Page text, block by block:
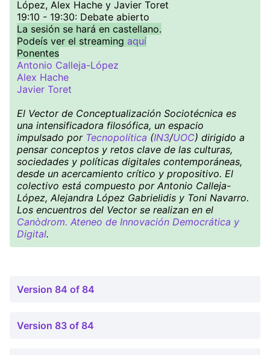
López, Alex Hache y Javier Toret
19:10 - 19:30: Debate abierto
La sesión se hará en castellano.
Podeís ver el streaming aquí
Ponentes
Antonio Calleja-López
Alex Hache
Javier Toret
El Vector de Conceptualización Sociotécnica es
una intensificadora filosófica, un espacio
impulsado por Tecnopolítica (IN3/UOC) dirigido a
pensar conceptos y retos clave de las culturas,
sociedades y políticas digitales contemporáneas,
desde un acercamiento crítico y propositivo. El
colectivo está compuesto por Antonio Calleja-
López, Alejandra López Gabrielidis y Toni Navarro.
Los encuentros del Vector se realizan en el
Canòdrom. Ateneo de Innovación Democrática y
Digital.
Version 84 of 84
Version 83 of 84